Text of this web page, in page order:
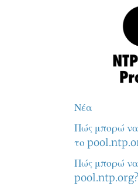
Νέα
Πώς μπορώ να
το
Πώς μπορώ να
pool.ntp.org?